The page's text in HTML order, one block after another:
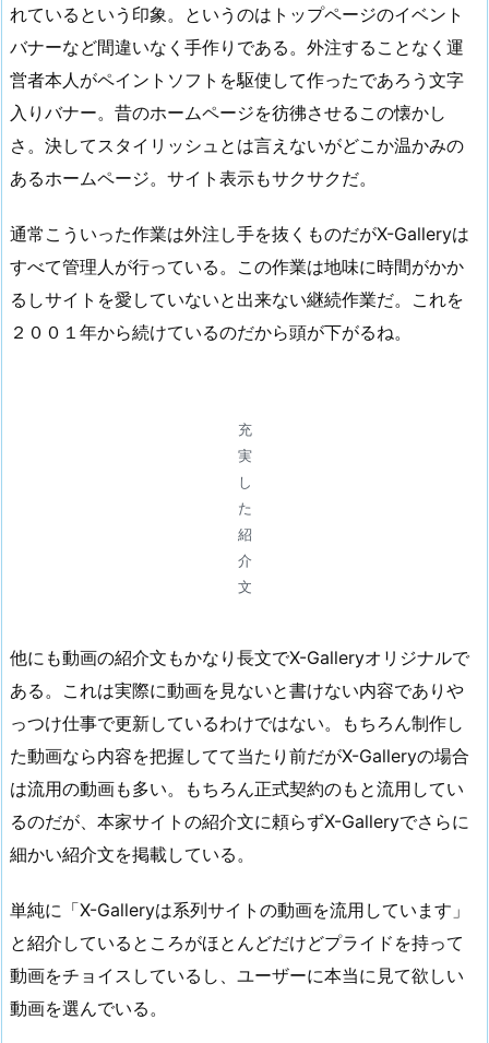
れているという印象。というのはトップページのイベント
バナーなど間違いなく手作りである。外注することなく運
営者本人がペイントソフトを駆使して作ったであろう文字
入りバナー。昔のホームページを彷彿させるこの懐かし
さ。決してスタイリッシュとは言えないがどこか温かみの
あるホームページ。サイト表示もサクサクだ。
通常こういった作業は外注し手を抜くものだがX-Galleryは
すべて管理人が行っている。この作業は地味に時間がかか
るしサイトを愛していないと出来ない継続作業だ。これを
２００１年から続けているのだから頭が下がるね。
充
実
し
た
紹
介
文
他にも動画の紹介文もかなり長文でX-Galleryオリジナルで
ある。これは実際に動画を見ないと書けない内容でありや
っつけ仕事で更新しているわけではない。もちろん制作し
た動画なら内容を把握してて当たり前だがX-Galleryの場合
は流用の動画も多い。もちろん正式契約のもと流用してい
るのだが、本家サイトの紹介文に頼らずX-Galleryでさらに
細かい紹介文を掲載している。
単純に「X-Galleryは系列サイトの動画を流用しています」
と紹介しているところがほとんどだけどプライドを持って
動画をチョイスしているし、ユーザーに本当に見て欲しい
動画を選んでいる。